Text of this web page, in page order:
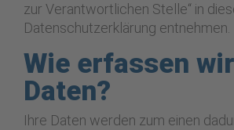
zur Verantwortlichen Stelle“ in
Datenschutzerklärung entnehmen.
Wie erfassen
Daten?
Ihre Daten werden zum einen